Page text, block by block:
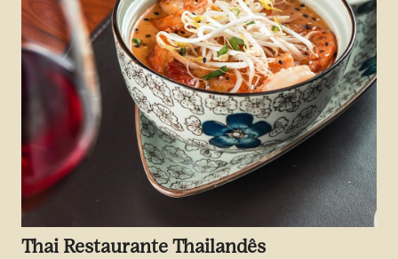
Thai Restaurante Thailandês